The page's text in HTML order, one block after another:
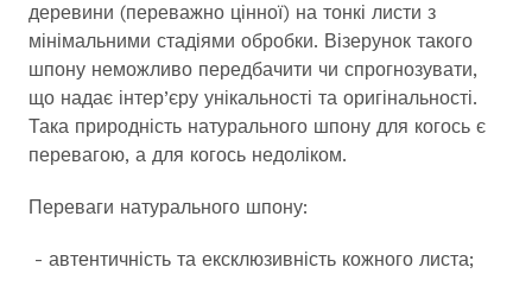
деревини (переважно цінної) на тонкі листи з
мінімальними стадіями обробки. Візерунок такого
шпону неможливо передбачити чи спрогнозувати,
що надає інтер’єру унікальності та оригінальності.
Така природність натурального шпону для когось є
перевагою, а для когось недоліком.
Переваги натурального шпону:
- автентичність та ексклюзивність кожного листа;